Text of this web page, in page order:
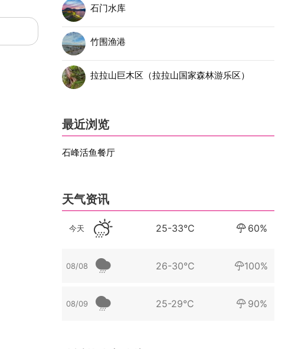
石门水库
竹围渔港
拉拉山巨木区（拉拉山国家森林游乐区）
最近浏览
石峰活鱼餐厅
天气资讯
今天 25-33°C 60%
08/08 26-30°C 100%
08/09 25-29°C 90%